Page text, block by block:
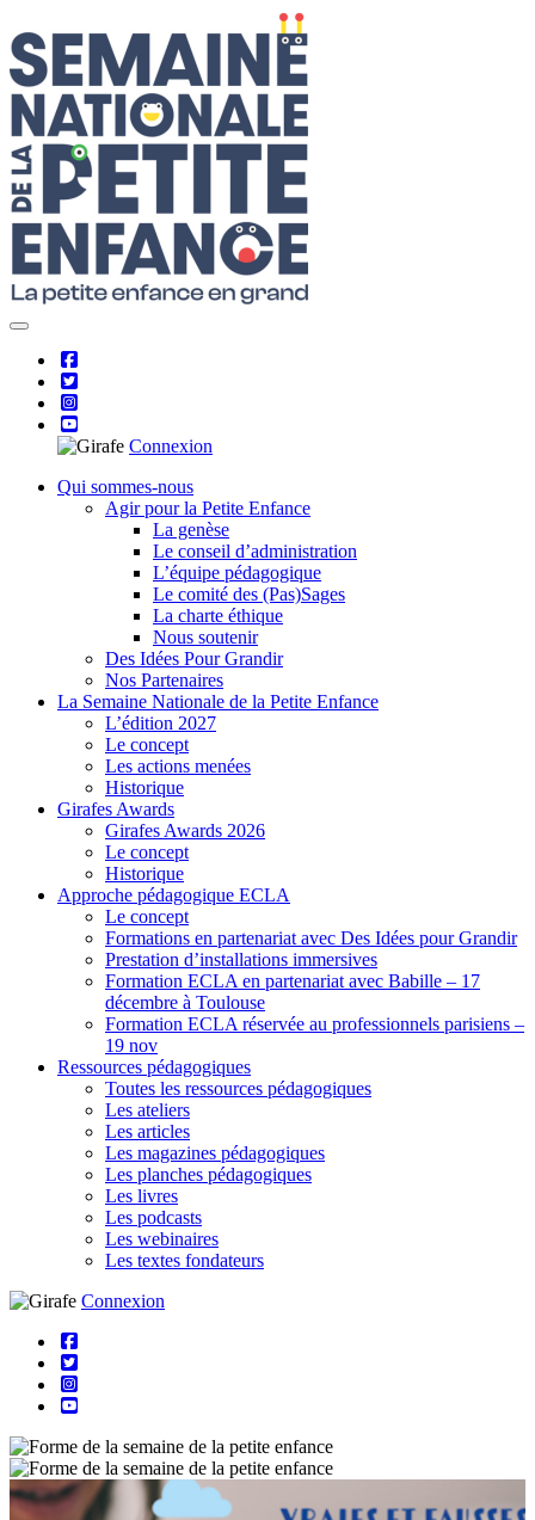
to
content
Connexion
Qui sommes-nous
Agir pour la Petite Enfance
La genèse
Le conseil d’administration
L’équipe pédagogique
Le comité des (Pas)Sages
La charte éthique
Nous soutenir
Des Idées Pour Grandir
Nos Partenaires
La Semaine Nationale de la Petite Enfance
L’édition 2027
Le concept
Les actions menées
Historique
Girafes Awards
Girafes Awards 2026
Le concept
Historique
Approche pédagogique ECLA
Le concept
Formations en partenariat avec Des Idées pour Grandir
Prestation d’installations immersives
Formation ECLA en partenariat avec Babille – 17
décembre à Toulouse
Formation ECLA réservée au professionnels parisiens –
19 nov
Ressources pédagogiques
Toutes les ressources pédagogiques
Les ateliers
Les articles
Les magazines pédagogiques
Les planches pédagogiques
Les livres
Les podcasts
Les webinaires
Les textes fondateurs
Connexion